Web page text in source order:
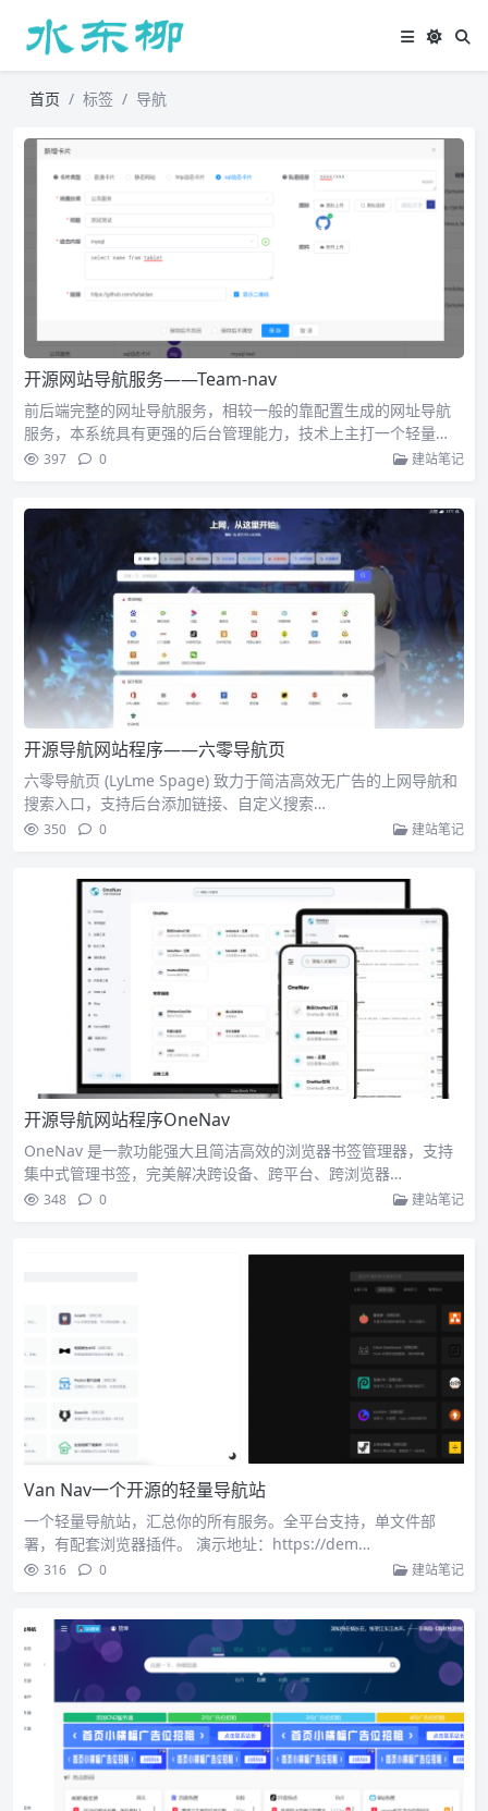
首页 标签 导航
开源网站导航服务——Team-nav
前后端完整的网址导航服务，相较一般的靠配置生成的网址导航
服务，本系统具有更强的后台管理能力，技术上主打一个轻量…
397 0 建站笔记
开源导航网站程序——六零导航页
六零导航页 (LyLme Spage) 致力于简洁高效无广告的上网导航和
搜索入口，支持后台添加链接、自定义搜索…
350 0 建站笔记
开源导航网站程序OneNav
OneNav 是一款功能强大且简洁高效的浏览器书签管理器，支持
集中式管理书签，完美解决跨设备、跨平台、跨浏览器…
348 0 建站笔记
Van Nav一个开源的轻量导航站
一个轻量导航站，汇总你的所有服务。全平台支持，单文件部
署，有配套浏览器插件。 演示地址：https://dem…
316 0 建站笔记